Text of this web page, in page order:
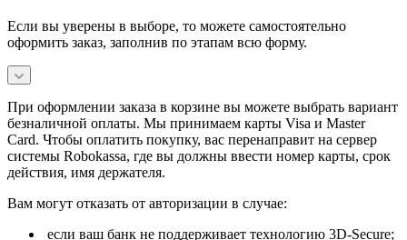
Если вы уверены в выборе, то можете самостоятельно
оформить заказ, заполнив по этапам всю форму.
При оформлении заказа в корзине вы можете выбрать вариант
безналичной оплаты. Мы принимаем карты Visa и Master
Card. Чтобы оплатить покупку, вас перенаправит на сервер
системы Robokassa, где вы должны ввести номер карты, срок
действия, имя держателя.
Вам могут отказать от авторизации в случае:
если ваш банк не поддерживает технологию 3D-Secure;